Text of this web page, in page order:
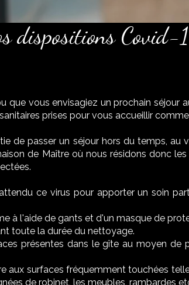
dispositions Covid-
que vous envisagiez un prochain séjour
prises pour vous accueillir
de passer un séjour hors du temps,
de Maître où nous résidons donc
ce virus pour apporter un soin
à l'aide de gants et d'un masque de
toute la durée du nettoyage.
présentes dans le gîte au moyen de
aux surfaces fréquemment touchées
de robinet, les meubles, rambardes